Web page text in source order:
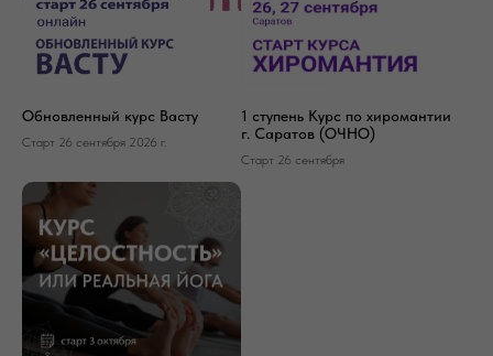
Обновленный курс Васту
Старт 26 сентября 2026 г.
1 ступень Курс по хиромантии
г. Саратов (ОЧНО)
Старт 26 сентября